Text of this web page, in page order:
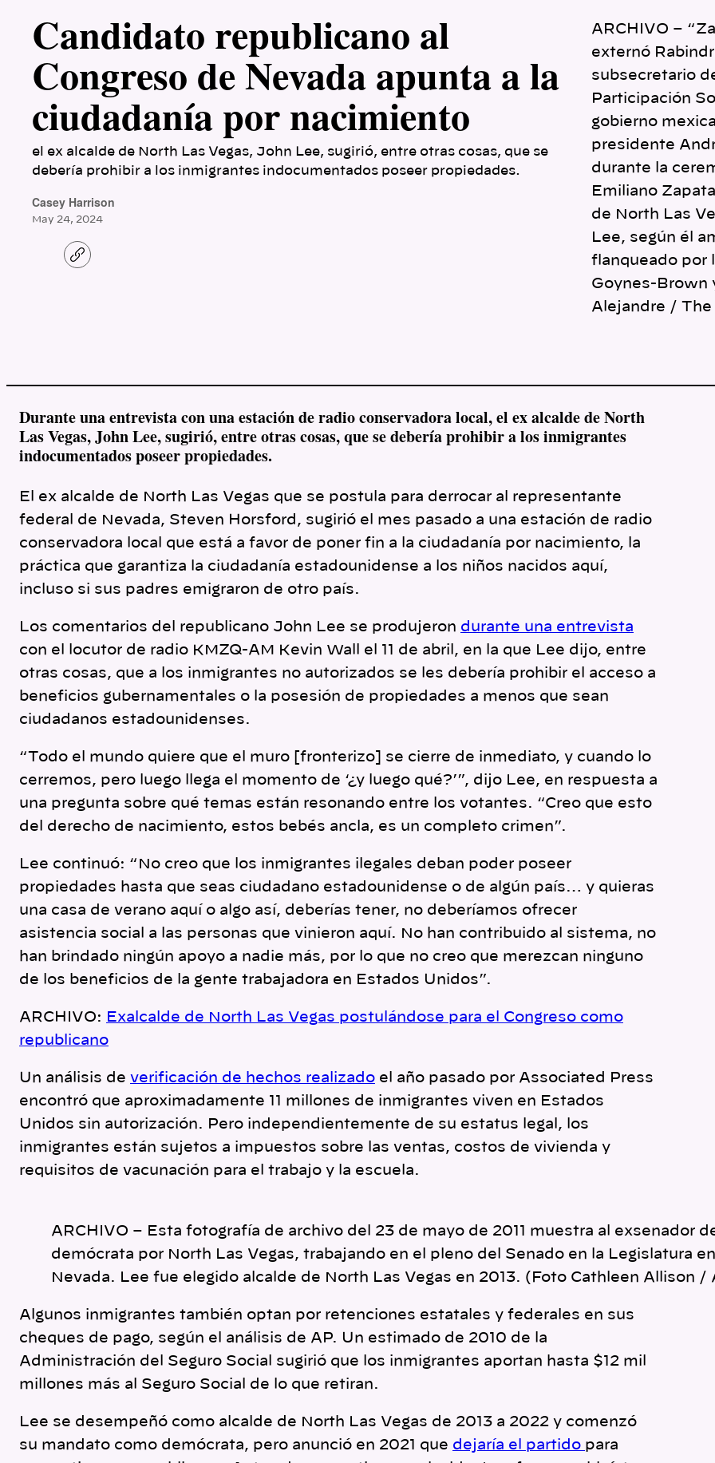
Candidato republicano al
Congreso de Nevada apunta a la
ciudadanía por nacimiento
el ex alcalde de North Las Vegas, John Lee, sugirió, entre otras cosas, que se
debería prohibir a los inmigrantes indocumentados poseer propiedades.
Casey Harrison
May 24, 2024
C
o
ARCHIVO –
externó
subsecretario
Participación
gobierno
presidente
durante la
Emiliano
de North Las
Lee, según él
flanqueado por
Goynes-Brown
Alejandre /
Durante una entrevista con una estación de radio conservadora local, el ex alcalde de North
Las Vegas, John Lee, sugirió, entre otras cosas, que se debería prohibir a los inmigrantes
indocumentados poseer propiedades.
El ex alcalde de North Las Vegas que se postula para derrocar al representante
federal de Nevada, Steven Horsford, sugirió el mes pasado a una estación de radio
conservadora local que está a favor de poner fin a la ciudadanía por nacimiento, la
práctica que garantiza la ciudadanía estadounidense a los niños nacidos aquí,
incluso si sus padres emigraron de otro país.
Los comentarios del republicano John Lee se produjeron durante una entrevista
con el locutor de radio KMZQ-AM Kevin Wall el 11 de abril, en la que Lee dijo, entre
otras cosas, que a los inmigrantes no autorizados se les debería prohibir el acceso a
beneficios gubernamentales o la posesión de propiedades a menos que sean
ciudadanos estadounidenses.
“Todo el mundo quiere que el muro [fronterizo] se cierre de inmediato, y cuando lo
cerremos, pero luego llega el momento de ‘¿y luego qué?’”, dijo Lee, en respuesta a
una pregunta sobre qué temas están resonando entre los votantes. “Creo que esto
del derecho de nacimiento, estos bebés ancla, es un completo crimen”.
Lee continuó: “No creo que los inmigrantes ilegales deban poder poseer
propiedades hasta que seas ciudadano estadounidense o de algún país… y quieras
una casa de verano aquí o algo así, deberías tener, no deberíamos ofrecer
asistencia social a las personas que vinieron aquí. No han contribuido al sistema, no
han brindado ningún apoyo a nadie más, por lo que no creo que merezcan ninguno
de los beneficios de la gente trabajadora en Estados Unidos”.
ARCHIVO:
Exalcalde de North Las Vegas postulándose para el Congreso como
republicano
Un análisis de verificación de hechos realizado el año pasado por Associated Press
encontró que aproximadamente 11 millones de inmigrantes viven en Estados
Unidos sin autorización. Pero independientemente de su estatus legal, los
inmigrantes están sujetos a impuestos sobre las ventas, costos de vivienda y
requisitos de vacunación para el trabajo y la escuela.
ARCHIVO – Esta fotografía de archivo del 23 de mayo de 2011 muestra al exsenador
demócrata por North Las Vegas, trabajando en el pleno del Senado en la Legislatura
Nevada. Lee fue elegido alcalde de North Las Vegas en 2013. (Foto Cathleen Allison /
Algunos inmigrantes también optan por retenciones estatales y federales en sus
cheques de pago, según el análisis de AP. Un estimado de 2010 de la
Administración del Seguro Social sugirió que los inmigrantes aportan hasta $12 mil
millones más al Seguro Social de lo que retiran.
Lee se desempeñó como alcalde de North Las Vegas de 2013 a 2022 y comenzó
su mandato como demócrata, pero anunció en 2021 que dejaría el partido para